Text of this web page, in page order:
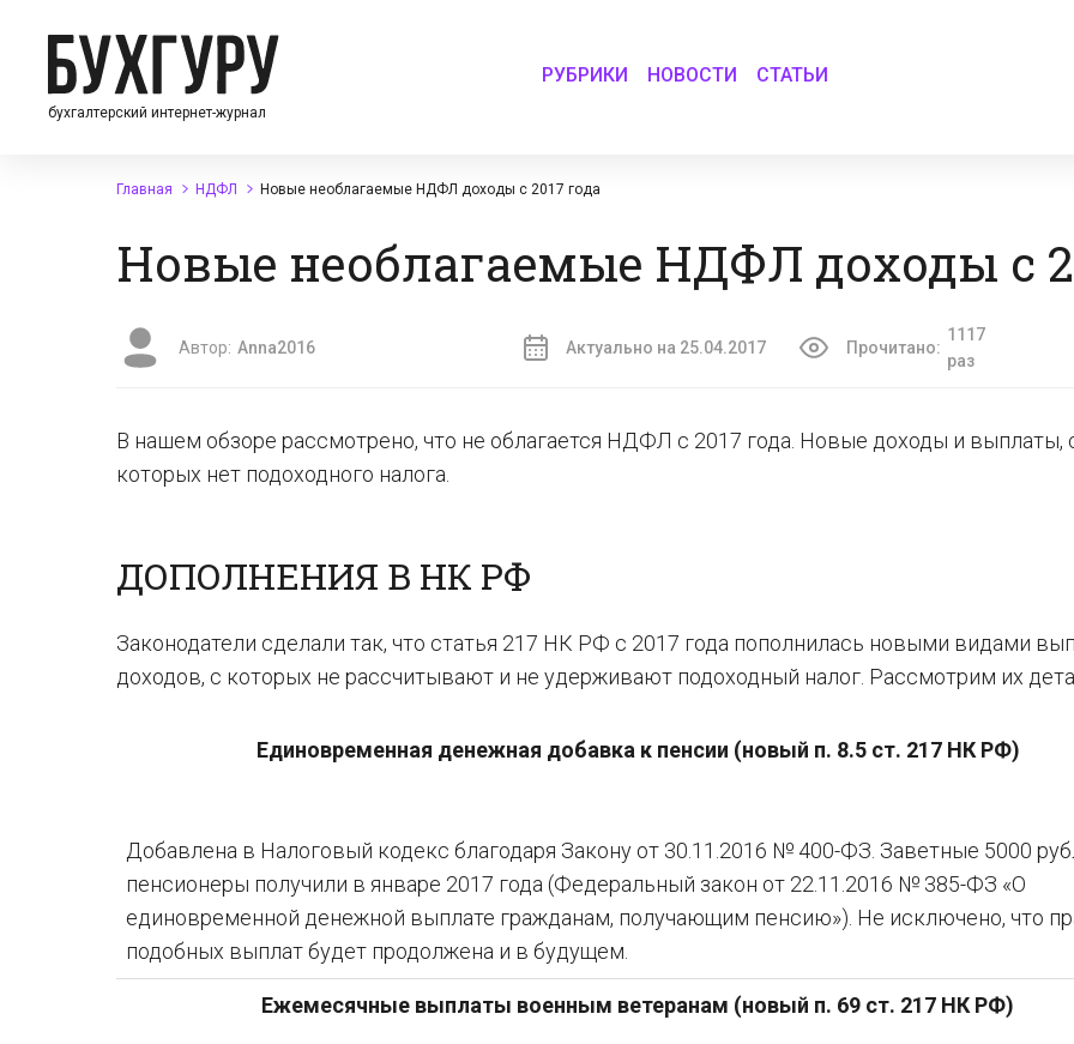
бухгалтерский интернет-журнал
РУБРИКИ НОВОСТИ СТАТЬИ
Главная НДФЛ Новые необлагаемые НДФЛ доходы с 2017 года
Новые необлагаемые НДФЛ доходы с
Автор: Anna2016 Актуально на 25.04.2017 Прочитано:
1117
раз
В нашем обзоре рассмотрено, что не облагается НДФЛ с 2017 года. Новые доходы и выплаты,
которых нет подоходного налога.
ДОПОЛНЕНИЯ В НК РФ
Законодатели сделали так, что статья 217 НК РФ с 2017 года пополнилась новыми видами
доходов, с которых не рассчитывают и не удерживают подоходный налог. Рассмотрим их
Единовременная денежная добавка к пенсии (новый п. 8.5 ст. 217 НК РФ)
Добавлена в Налоговый кодекс благодаря Закону от 30.11.2016 № 400-ФЗ. Заветные 5000
пенсионеры получили в январе 2017 года (Федеральный закон от 22.11.2016 № 385-ФЗ «О
единовременной денежной выплате гражданам, получающим пенсию»). Не исключено, что
подобных выплат будет продолжена и в будущем.
Ежемесячные выплаты военным ветеранам (новый п. 69 ст. 217 НК РФ)